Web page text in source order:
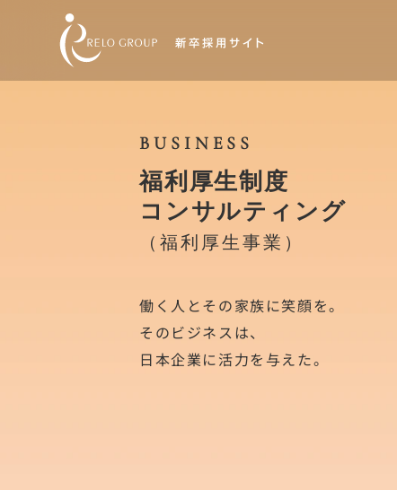
トップメッセージ
リログループMIND
サービス紹介
BUSINESS
福利厚生制度
コンサルティング
（福利厚生事業）
働く人とその家族に笑顔を。
そのビジネスは、
日本企業に活力を与えた。